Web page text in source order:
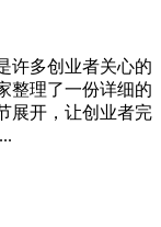
许多创业者关心的
整理了一份详细的
展开，让创业者完